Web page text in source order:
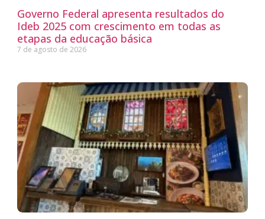
Governo Federal apresenta resultados do
Ideb 2025 com crescimento em todas as
etapas da educação básica
7 de agosto de 2026